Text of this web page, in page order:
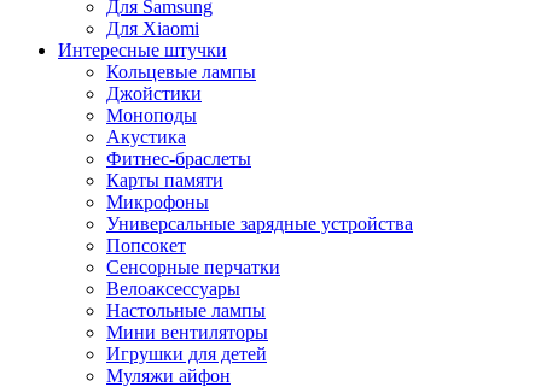
Для Samsung
Для Xiaomi
Интересные штучки
Кольцевые лампы
Джойстики
Моноподы
Акустика
Фитнес-браслеты
Карты памяти
Микрофоны
Универсальные зарядные устройства
Попсокет
Сенсорные перчатки
Велоаксессуары
Настольные лампы
Мини вентиляторы
Игрушки для детей
Муляжи айфон